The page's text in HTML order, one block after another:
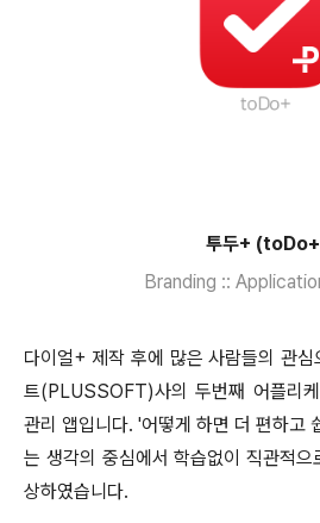
투두+
Branding ::
다이얼+ 제작 후에 많은 사람들의 관
트(PLUSSOFT)사의 두번째 어플리
관리 앱입니다. '어떻게 하면 더 편하고
는 생각의 중심에서 학습없이 직관적
상하였습니다.